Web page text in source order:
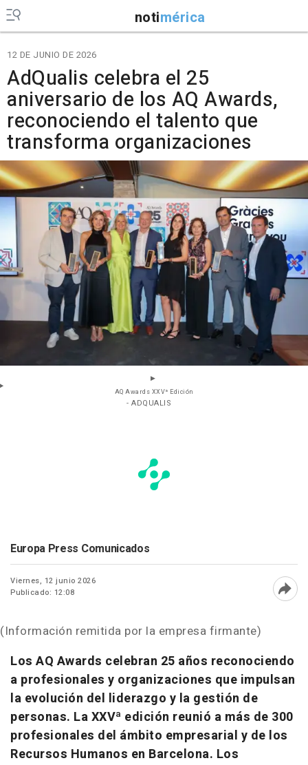
notimérica
12 DE JUNIO DE 2026
AdQualis celebra el 25
aniversario de los AQ Awards,
reconociendo el talento que
transforma organizaciones
AQ Awards XXVª Edición
- ADQUALIS
Europa Press Comunicados
Viernes, 12 junio 2026
Publicado: 12:08
(Información remitida por la empresa firmante)
Los AQ Awards celebran 25 años reconociendo
a profesionales y organizaciones que impulsan
la evolución del liderazgo y la gestión de
personas. La XXVª edición reunió a más de 300
profesionales del ámbito empresarial y de los
Recursos Humanos en Barcelona. Los